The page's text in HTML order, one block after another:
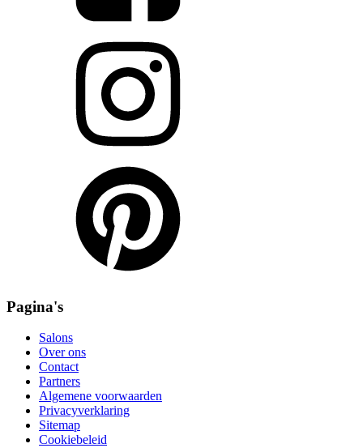
Pagina's
Salons
Over ons
Contact
Partners
Algemene voorwaarden
Privacyverklaring
Sitemap
Cookiebeleid